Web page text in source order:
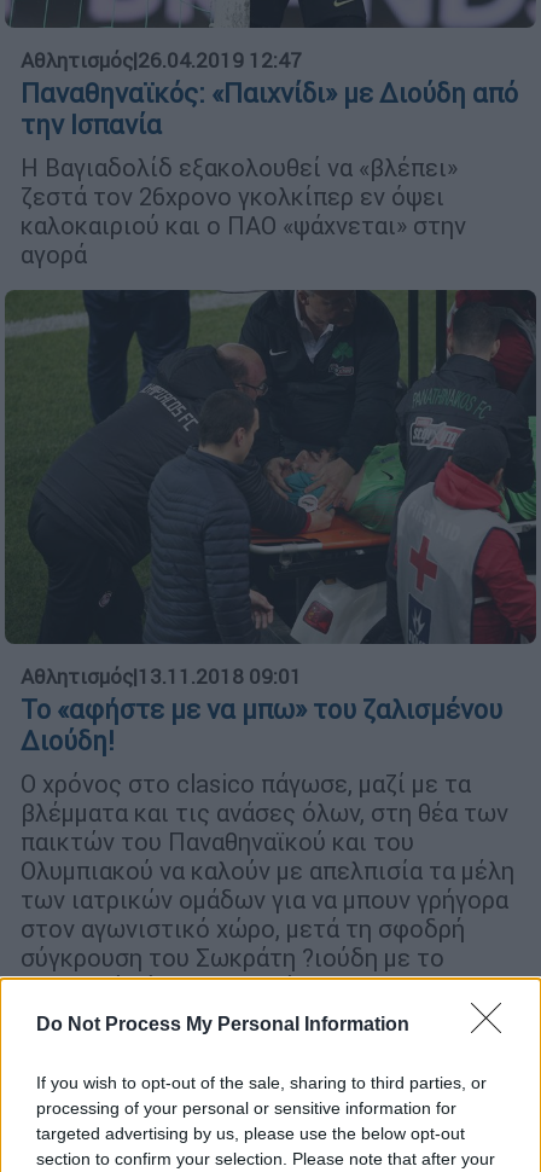
Do Not Process My Personal Information
If you wish to opt-out of the sale, sharing to third parties, or
processing of your personal or sensitive information for
targeted advertising by us, please use the below opt-out
section to confirm your selection. Please note that after your
Αθλητισμός|26.04.2019 12:47
Παναθηναϊκός: «Παιχνίδι» με Διούδη από
την Ισπανία
Η Βαγιαδολίδ εξακολουθεί να «βλέπει»
ζεστά τον 26χρονο γκολκίπερ εν όψει
καλοκαιριού και ο ΠΑΟ «ψάχνεται» στην
αγορά
Αθλητισμός|13.11.2018 09:01
Το «αφήστε µε να µπω» του ζαλισµένου
Διούδη!
Ο χρόνος στο clasico πάγωσε, µαζί µε τα
βλέµµατα και τις ανάσες όλων, στη θέα των
παικτών του Παναθηναϊκού και του
Ολυµπιακού να καλούν µε απελπισία τα µέλη
των ιατρικών οµάδων για να µπουν γρήγορα
στον αγωνιστικό χώρο, µετά τη σφοδρή
σύγκρουση του Σωκράτη ?ιούδη µε το
αριστερό γόνατο του Νάτχο